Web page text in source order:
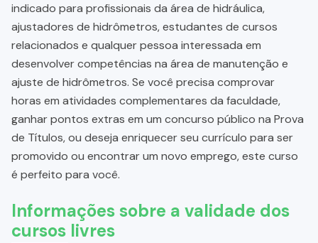
indicado para profissionais da área de hidráulica,
ajustadores de hidrômetros, estudantes de cursos
relacionados e qualquer pessoa interessada em
desenvolver competências na área de manutenção e
ajuste de hidrômetros. Se você precisa comprovar
horas em atividades complementares da faculdade,
ganhar pontos extras em um concurso público na Prova
de Títulos, ou deseja enriquecer seu currículo para ser
promovido ou encontrar um novo emprego, este curso
é perfeito para você.
Informações sobre a validade dos
cursos livres